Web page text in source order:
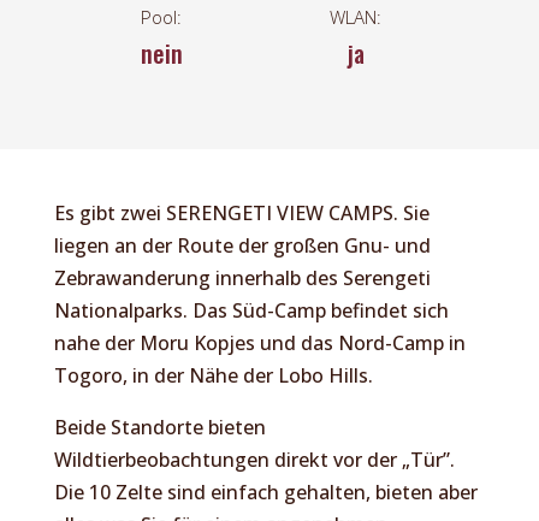
Pool:
nein
WLAN:
ja
Es gibt zwei SERENGETI VIEW CAMPS. Sie
liegen an der Route der großen Gnu- und
Zebrawanderung innerhalb des Serengeti
Nationalparks. Das Süd-Camp befindet sich
nahe der Moru Kopjes und das Nord-Camp in
Togoro, in der Nähe der Lobo Hills.
Beide Standorte bieten
Wildtierbeobachtungen direkt vor der „Tür”.
Die 10 Zelte sind einfach gehalten, bieten aber